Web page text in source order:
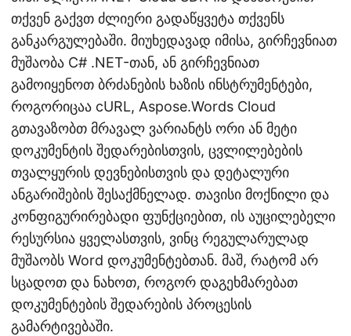
თქვენ გაქვთ ძლიერი გადაწყვეტა თქვენს
განკარგულებაში. მიუხედავად იმისა, გირჩევნიათ
მუშაობა C# .NET-თან, ან გირჩევნიათ
გამოიყენოთ ბრძანების ხაზის ინსტრუმენტები,
როგორიცაა cURL, Aspose.Words Cloud
გთავაზობთ მრავალ ვარიანტს ორი ან მეტი
დოკუმენტის შედარებისთვის, ცვლილებების
თვალყურის დევნებისთვის და დეტალური
ანგარიშების შესაქმნელად. თავისი მოქნილი და
კონფიგურირებადი ფუნქციებით, ის აუცილებელი
რესურსია ყველასთვის, ვინც რეგულარულად
მუშაობს Word დოკუმენტებთან. მაშ, რატომ არ
სცადოთ და ნახოთ, როგორ დაგეხმარებათ
დოკუმენტების შედარების პროცესის
გამარტივებაში.